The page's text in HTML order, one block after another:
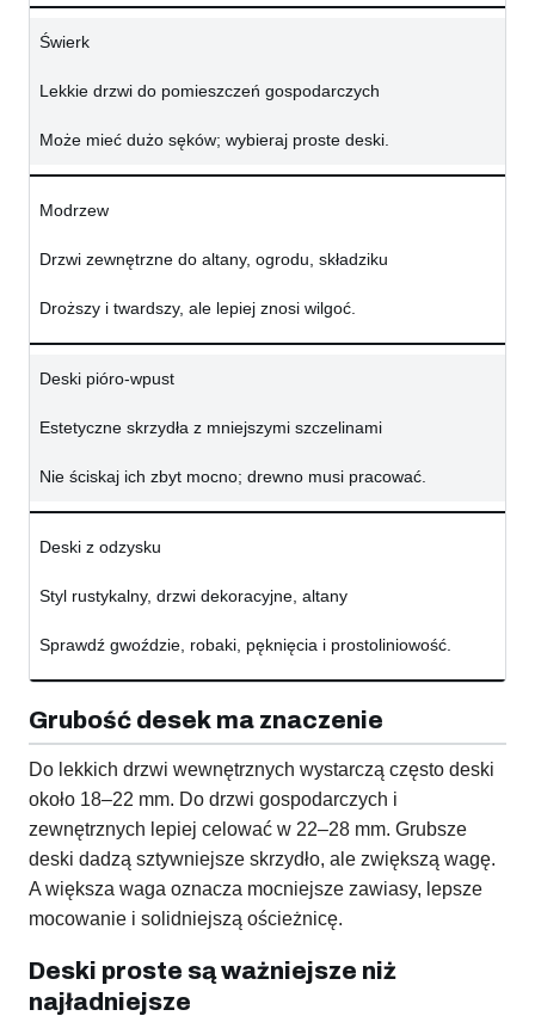
Świerk
Lekkie drzwi do pomieszczeń gospodarczych
Może mieć dużo sęków; wybieraj proste deski.
Modrzew
Drzwi zewnętrzne do altany, ogrodu, składziku
Droższy i twardszy, ale lepiej znosi wilgoć.
Deski pióro-wpust
Estetyczne skrzydła z mniejszymi szczelinami
Nie ściskaj ich zbyt mocno; drewno musi pracować.
Deski z odzysku
Styl rustykalny, drzwi dekoracyjne, altany
Sprawdź gwoździe, robaki, pęknięcia i prostoliniowość.
Grubość desek ma znaczenie
Do lekkich drzwi wewnętrznych wystarczą często deski
około 18–22 mm. Do drzwi gospodarczych i
zewnętrznych lepiej celować w 22–28 mm. Grubsze
deski dadzą sztywniejsze skrzydło, ale zwiększą wagę.
A większa waga oznacza mocniejsze zawiasy, lepsze
mocowanie i solidniejszą ościeżnicę.
Deski proste są ważniejsze niż
najładniejsze